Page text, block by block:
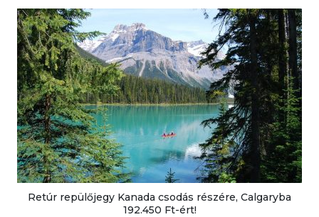
Retúr repülőjegy Kanada csodás részére, Calgaryba
192.450 Ft-ért!